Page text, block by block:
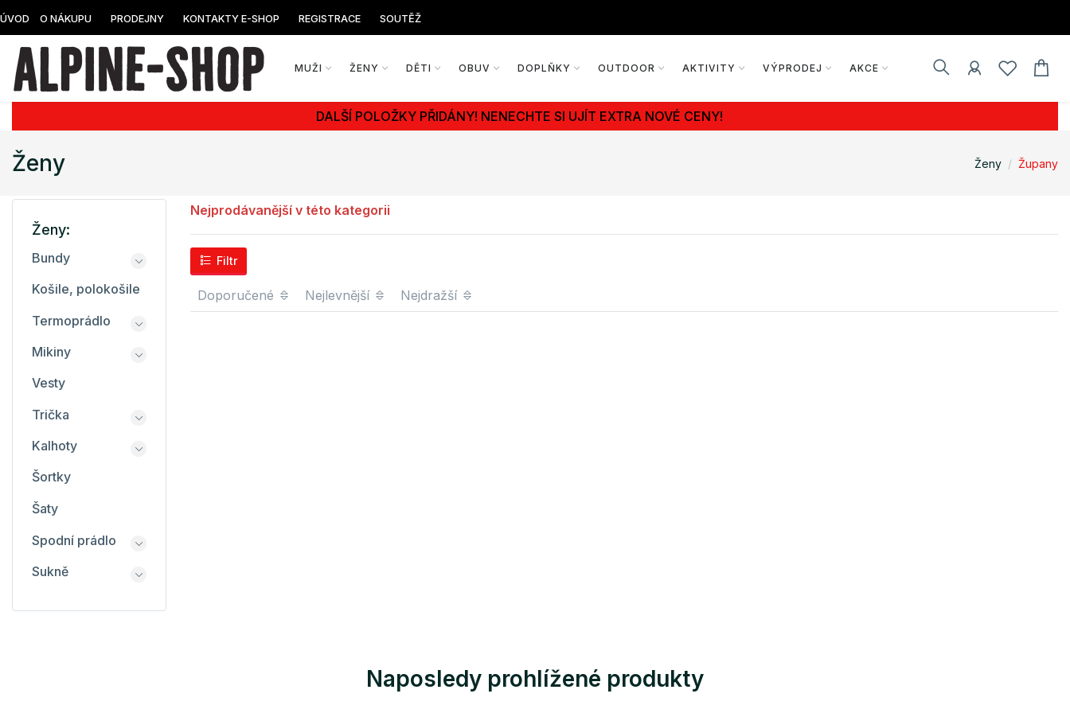
ÚVOD O NÁKUPU PRODEJNY KONTAKTY E-SHOP REGISTRACE SOUTĚŽ
MUŽI ŽENY DĚTI OBUV DOPLŇKY OUTDOOR AKTIVITY VÝPRODEJ AKCE
DALŠÍ POLOŽKY PŘIDÁNY! NENECHTE SI UJÍT EXTRA NOVÉ CENY!
Ženy Ženy Župany
Nejprodávanější v této kategorii
Filtr
Doporučené Nejlevnější Nejdražší
Ženy:
Bundy
Košile, polokošile
Termoprádlo
Mikiny
Vesty
Trička
Kalhoty
Šortky
Šaty
Spodní prádlo
Sukně
Naposledy prohlížené produkty